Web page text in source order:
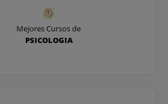
Mejores Cursos de
PSICOLOGIA